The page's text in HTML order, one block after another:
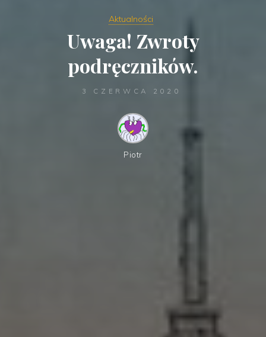
Aktualności
Uwaga! Zwroty
podręczników.
3 CZERWCA 2020
Piotr